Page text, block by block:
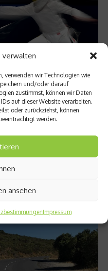
verwalten
verwenden wir Technologien wie
und/oder darauf
zustimmst, können wir Daten
auf dieser Website verarbeiten.
oder zurückziehst, können
werden.
ansehen
Impressum
bei Olympia
letzten
die Degen-Fechter das